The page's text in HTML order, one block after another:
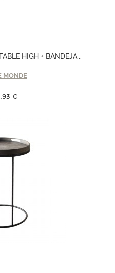
HIGH + BANDEJA...
MONDE
€